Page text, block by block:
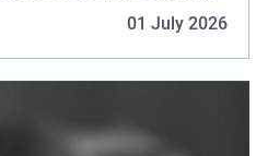
01 July 2026